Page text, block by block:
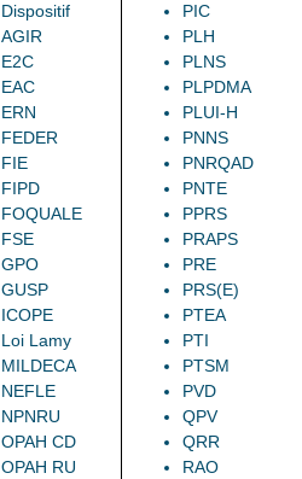
Dispositif
AGIR
E2C
EAC
ERN
FEDER
FIE
FIPD
FOQUALE
FSE
GPO
GUSP
ICOPE
Loi Lamy
MILDECA
NEFLE
NPNRU
OPAH CD
OPAH RU
PIC
PLH
PLNS
PLPDMA
PLUI-H
PNNS
PNRQAD
PNTE
PPRS
PRAPS
PRE
PRS(E)
PTEA
PTI
PTSM
PVD
QPV
QRR
RAO